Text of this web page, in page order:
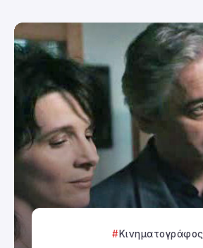
Κινηματογράφος